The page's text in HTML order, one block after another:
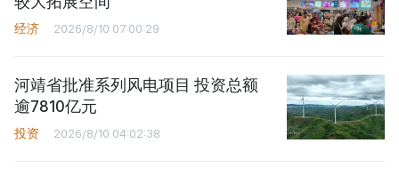
经济 2026/8/10 07:00:29
河靖省批准系列风电项目 投资总额
逾7810亿元
投资 2026/8/10 04:02:38